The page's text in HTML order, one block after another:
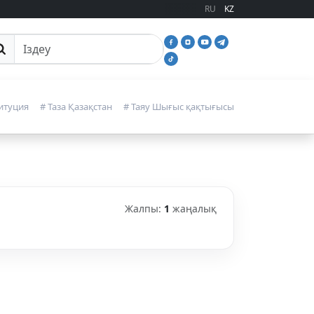
RU KZ
іздеу
# Таза Қазақстан # Таяу Шығыс қақтығысы
Жалпы: 1 жаңалық